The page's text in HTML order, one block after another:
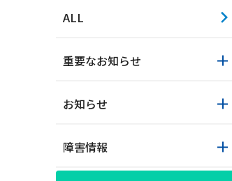
ALL
重要なお知らせ
お知らせ
障害情報